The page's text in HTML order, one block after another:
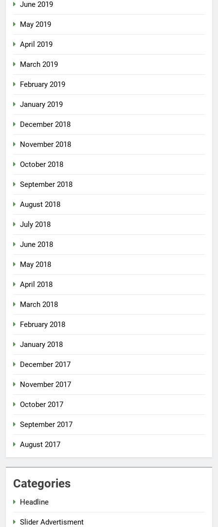
June 2019
May 2019
April 2019
March 2019
February 2019
January 2019
December 2018
November 2018
October 2018
September 2018
August 2018
July 2018
June 2018
May 2018
April 2018
March 2018
February 2018
January 2018
December 2017
November 2017
October 2017
September 2017
August 2017
Categories
Headline
Slider Advertisment